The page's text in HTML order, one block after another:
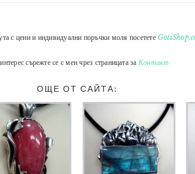
с цени и индивидуални поръчки моля посетете
сърежте се с мен чрез страницата за Контакт
ОЩЕ ОТ САЙТА: